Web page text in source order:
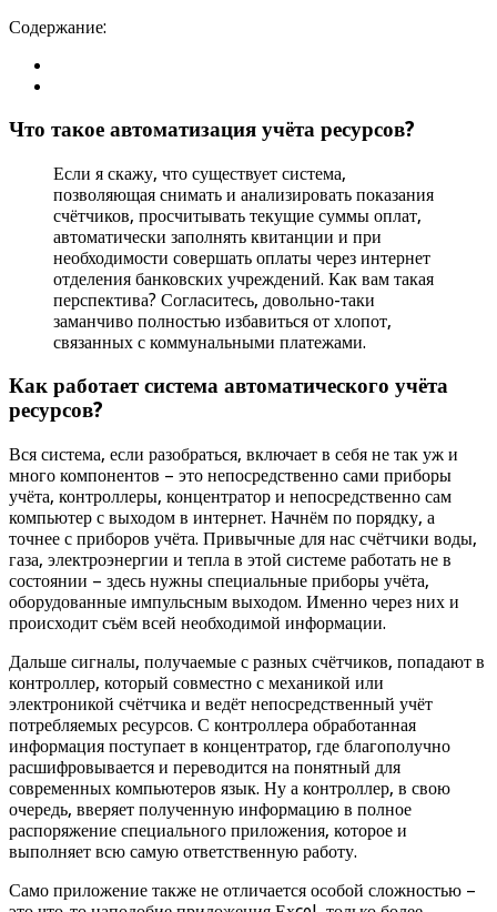
Содержание:
Что такое автоматизация учёта ресурсов?
Если я скажу, что существует система,
позволяющая снимать и анализировать показания
счётчиков, просчитывать текущие суммы оплат,
автоматически заполнять квитанции и при
необходимости совершать оплаты через интернет
отделения банковских учреждений. Как вам такая
перспектива? Согласитесь, довольно-таки
заманчиво полностью избавиться от хлопот,
связанных с коммунальными платежами.
Как работает система автоматического учёта
ресурсов?
Вся система, если разобраться, включает в себя не так уж и
много компонентов – это непосредственно сами приборы
учёта, контроллеры, концентратор и непосредственно сам
компьютер с выходом в интернет. Начнём по порядку, а
точнее с приборов учёта. Привычные для нас счётчики воды,
газа, электроэнергии и тепла в этой системе работать не в
состоянии – здесь нужны специальные приборы учёта,
оборудованные импульсным выходом. Именно через них и
происходит съём всей необходимой информации.
Дальше сигналы, получаемые с разных счётчиков, попадают в
контроллер, который совместно с механикой или
электроникой счётчика и ведёт непосредственный учёт
потребляемых ресурсов. С контроллера обработанная
информация поступает в концентратор, где благополучно
расшифровывается и переводится на понятный для
современных компьютеров язык. Ну а контроллер, в свою
очередь, вверяет полученную информацию в полное
распоряжение специального приложения, которое и
выполняет всю самую ответственную работу.
Само приложение также не отличается особой сложностью –